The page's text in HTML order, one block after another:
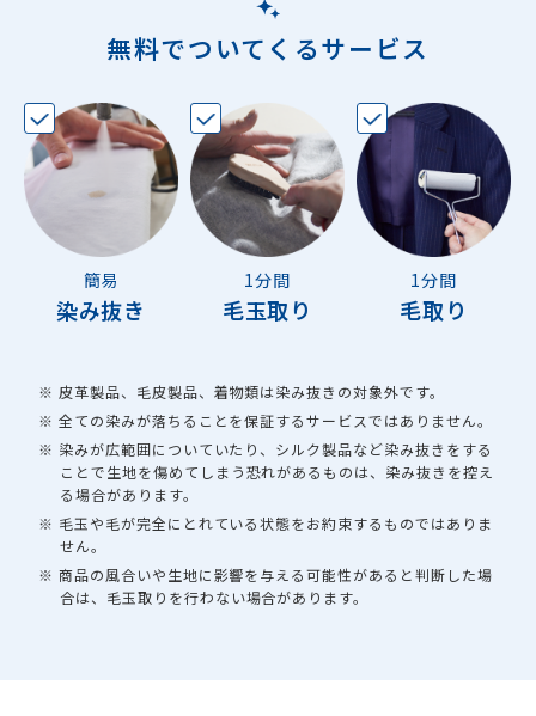
無料でついてくるサービス
簡易
染み抜き
1分間
毛玉取り
1分間
毛取り
※ 皮革製品、毛皮製品、着物類は染み抜きの対象外です。
※ 全ての染みが落ちることを保証するサービスではありません。
※ 染みが広範囲についていたり、シルク製品など染み抜きをする
ことで生地を傷めてしまう恐れがあるものは、染み抜きを控え
る場合があります。
※ 毛玉や毛が完全にとれている状態をお約束するものではありま
せん。
※ 商品の風合いや生地に影響を与える可能性があると判断した場
合は、毛玉取りを行わない場合があります。